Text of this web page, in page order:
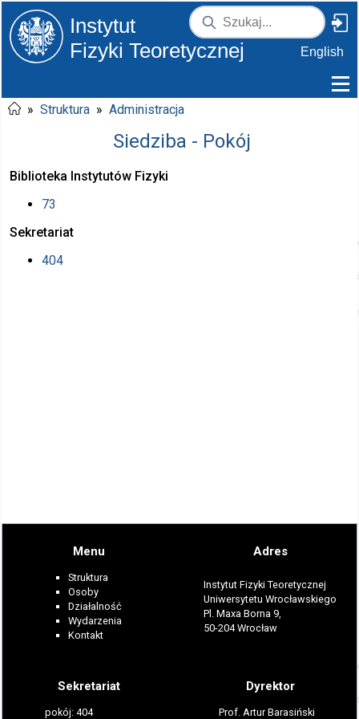
Instytut
Fizyki Teoretycznej
English
» Struktura » Administracja
Siedziba - Pokój
Biblioteka Instytutów Fizyki
73
Sekretariat
404
Menu
Struktura
Osoby
Działalność
Wydarzenia
Kontakt
Adres
Instytut Fizyki Teoretycznej
Uniwersytetu Wrocławskiego
Pl. Maxa Borna 9,
50-204 Wrocław
Sekretariat
pokój: 404
Dyrektor
Prof. Artur Barasiński